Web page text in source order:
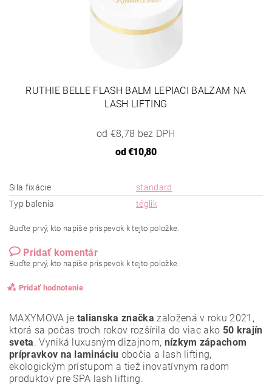
RUTHIE BELLE FLASH BALM LEPIACI BALZAM NA
LASH LIFTING
od €8,78 bez DPH
od€10,80
Sila fixácie
standard
Typ balenia
téglik
Buďte prvý, kto napíše príspevok k tejto položke.
Pridať komentár
Buďte prvý, kto napíše príspevok k tejto položke.
Pridať hodnotenie
MAXYMOVA je talianska značka založená v roku 2021,
ktorá sa počas troch rokov rozšírila do viac ako 50 krajín
sveta. Vyniká luxusným dizajnom, nízkym zápachom
prípravkov na lamináciu obočia a lash lifting,
ekologickým prístupom a tiež inovatívnym radom
produktov pre SPA lash lifting.